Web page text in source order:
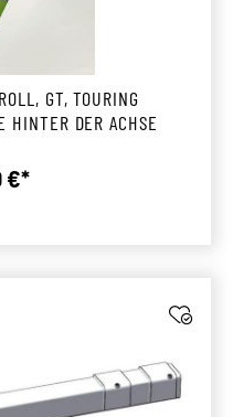
GT, TOURING
HINTER DER ACHSE
Preis:
€*